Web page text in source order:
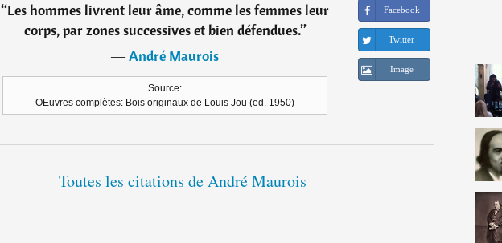
“Les hommes livrent leur âme, comme les femmes leur
corps, par zones successives et bien défendues.”
―André Maurois
Source:
OEuvres complètes: Bois originaux de Louis Jou (ed. 1950)
Facebook
Twitter
Image
Toutes les citations de André Maurois